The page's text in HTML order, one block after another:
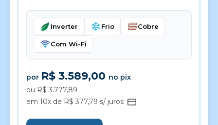
Inverter Frio Cobre
Com Wi-Fi
por R$ 3.589,00 no pix
ou R$ 3.777,89
em 10x de R$ 377,79 s/ juros